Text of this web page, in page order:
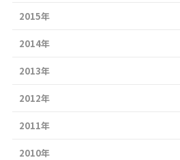
2015年
2014年
2013年
2012年
2011年
2010年